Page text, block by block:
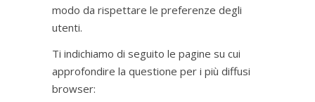
modo da rispettare le preferenze degli
utenti.
Ti indichiamo di seguito le pagine su cui
approfondire la questione per i più diffusi
browser: